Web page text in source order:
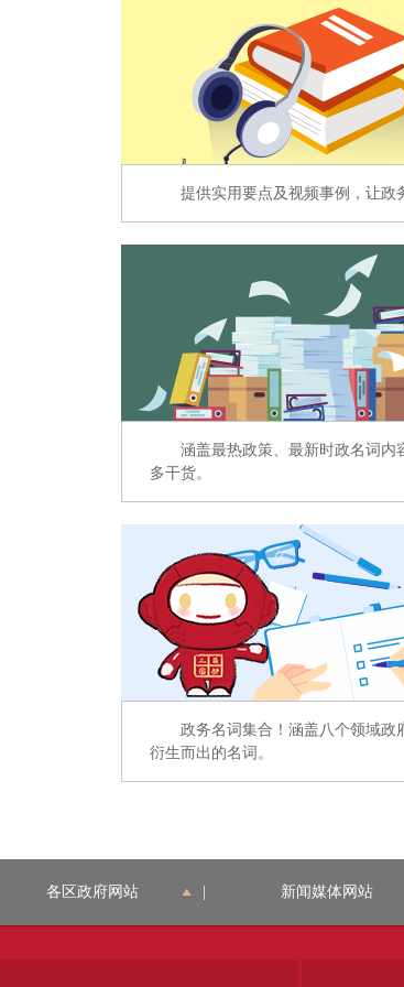
提供实用要点及视频事例，让政务
涵盖最热政策、最新时政名词内
多干货。
政务名词集合！涵盖八个领域政
衍生而出的名词。
各区政府网站 新闻媒体网站